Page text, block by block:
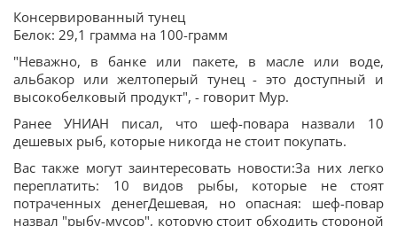
Консервированный тунец
Белок: 29,1 грамма на 100-грамм
"Неважно, в банке или пакете, в масле или воде,
альбакор или желтоперый тунец - это доступный и
высокобелковый продукт", - говорит Мур.
Ранее УНИАН писал, что шеф-повара назвали 10
дешевых рыб, которые никогда не стоит покупать.
Вас также могут заинтересовать новости:За них легко
переплатить: 10 видов рыбы, которые не стоят
потраченных денегДешевая, но опасная: шеф-повар
назвал "рыбу-мусор", которую стоит обходить стороной